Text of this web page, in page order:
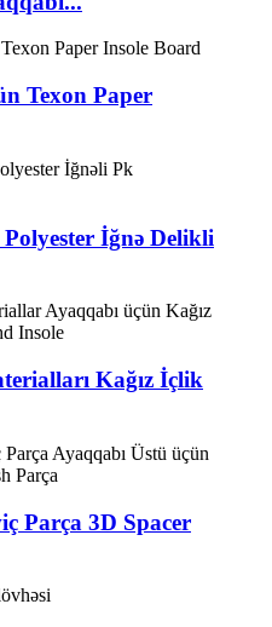
Texon Paper
İğnə Delikli
Kağız İçlik
Parça 3D Spacer